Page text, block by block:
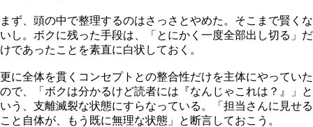
まず、頭の中で整理するのはさっさとやめた。そこまで賢くな
いし。ボクに残った手段は、「とにかく一度全部出し切る」だ
けであったことを素直に白状しておく。
更に全体を貫くコンセプトとの整合性だけを主体にやっていた
ので、「ボクは分かるけど読者には『なんじゃこれは？』」と
いう、支離滅裂な状態にすらなっている。「担当さんに見せる
こと自体が、もう既に無理な状態」と断言しておこう。